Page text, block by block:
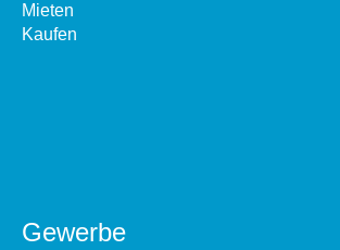
Mieten
Kaufen
Gewerbe